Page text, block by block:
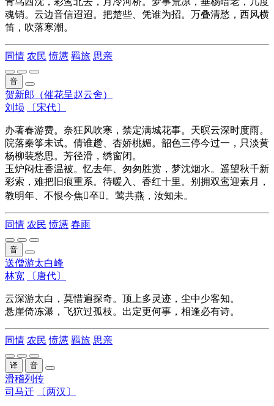
魂销。云边音信迢迢。把楚些、凭谁为招。万叠清愁，西风横
笛，吹落寒潮。
同情 农民 愤懑 羁旅 思亲
音
贺新郎（催花呈赵云舍）
刘埙
〔宋代〕
办著春游费。奈狂风吹寒，禁定满城花事。天暝云深时度雨。
院落秦筝未试。倩谁趱、杏娇桃媚。韶色三停今过一，只淡黄
杨柳装愁思。芳径滑，绣窗闭。
玉炉闷炷香温被。忆去年、匆匆胜赏，梦沈烟水。遥望秋千新
彩索，难把旧痕重系。待暖入、香红十里。别拥双鸾迎素月，
教明年、不恨今焦卒。莺共燕，汝知未。
同情 农民 愤懑 春雨
音
送僧游太白峰
林宽
〔唐代〕
云深游太白，莫惜遍探奇。顶上多灵迹，尘中少客知。
悬崖倚冻瀑，飞狖过孤枝。出定更何事，相逢必有诗。
同情 农民 愤懑 羁旅 思亲
译 音
滑稽列传
司马迁
〔两汉〕